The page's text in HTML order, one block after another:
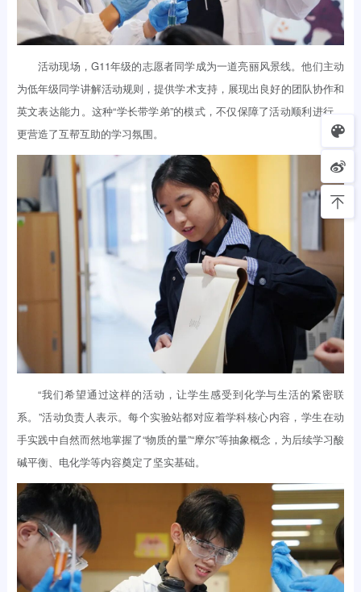
活动现场，G11年级的志愿者同学成为一道亮丽风景线。他们主动
为低年级同学讲解活动规则，提供学术支持，展现出良好的团队协作和
英文表达能力。这种“学长带学弟”的模式，不仅保障了活动顺利进行，
更营造了互帮互助的学习氛围。
“我们希望通过这样的活动，让学生感受到化学与生活的紧密联
系。”活动负责人表示。每个实验站都对应着学科核心内容，学生在动
手实践中自然而然地掌握了“物质的量”“摩尔”等抽象概念，为后续学习酸
碱平衡、电化学等内容奠定了坚实基础。